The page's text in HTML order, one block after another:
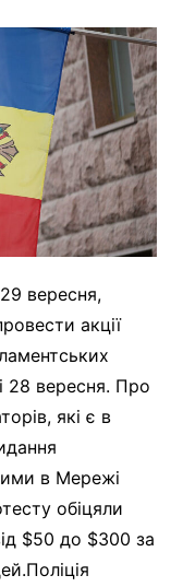
вересня,
акції
28 вересня. Про
які є в
в Мережі
обіцяли
$50 до $300 за